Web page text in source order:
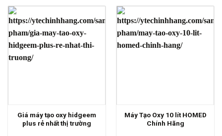
Giá máy tạo oxy hidgeem
plus rẻ nhất thị trường
Máy Tạo Oxy 10 lít HOMED
Chính Hãng